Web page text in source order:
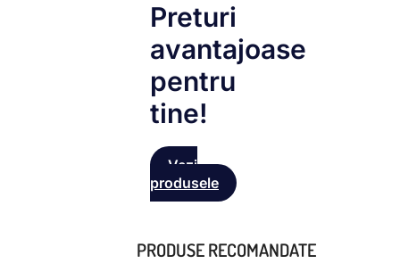
Preturi
avantajoase
pentru
tine!
Vezi
produsele
PRODUSE RECOMANDATE